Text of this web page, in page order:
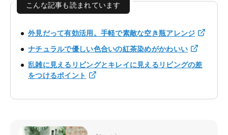
こんな記事も読まれています
外見だって有効活用。手軽で素敵な空き瓶アレンジ
ナチュラルで優しい色合いの紅茶染めがかわいい
乱雑に見えるリビングとキレイに見えるリビングの差
をつけるポイント